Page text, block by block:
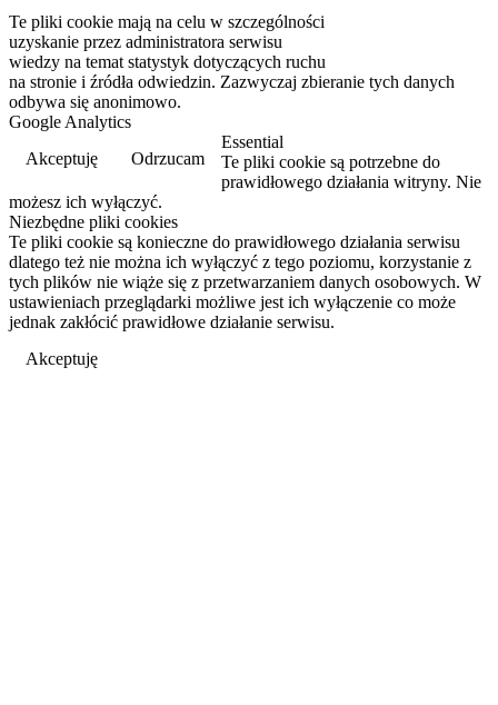
Te pliki cookie mają na celu w szczególności
uzyskanie przez administratora serwisu
wiedzy na temat statystyk dotyczących ruchu
na stronie i źródła odwiedzin. Zazwyczaj zbieranie tych danych
odbywa się anonimowo.
Google Analytics
Akceptuję
Odrzucam
Essential
Te pliki cookie są potrzebne do
prawidłowego działania witryny. Nie
możesz ich wyłączyć.
Niezbędne pliki cookies
Te pliki cookie są konieczne do prawidłowego działania serwisu
dlatego też nie można ich wyłączyć z tego poziomu, korzystanie z
tych plików nie wiąże się z przetwarzaniem danych osobowych. W
ustawieniach przeglądarki możliwe jest ich wyłączenie co może
jednak zakłócić prawidłowe działanie serwisu.
Akceptuję